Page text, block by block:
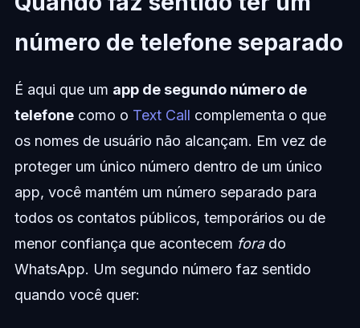
número de telefone separado
É aqui que um app de segundo número de
telefonecomo o Text Call complementa o que
os nomes de usuário não alcançam. Em vez de
proteger um único número dentro de um único
app, você mantém um número separado para
todos os contatos públicos, temporários ou de
menor confiança que acontecem forado
WhatsApp. Um segundo número faz sentido
quando você quer: